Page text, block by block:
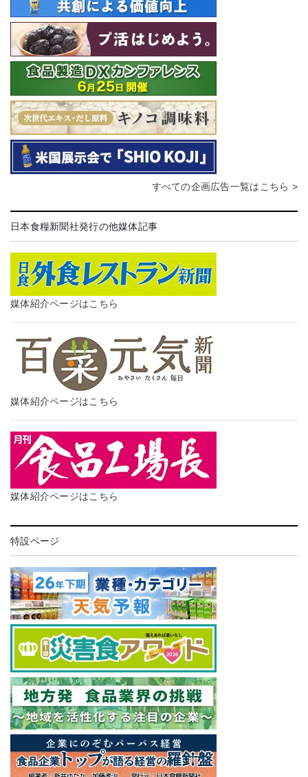
すべての企画広告一覧はこちら >
日本食糧新聞社発行の他媒体記事
媒体紹介ページはこちら
媒体紹介ページはこちら
媒体紹介ページはこちら
特設ページ